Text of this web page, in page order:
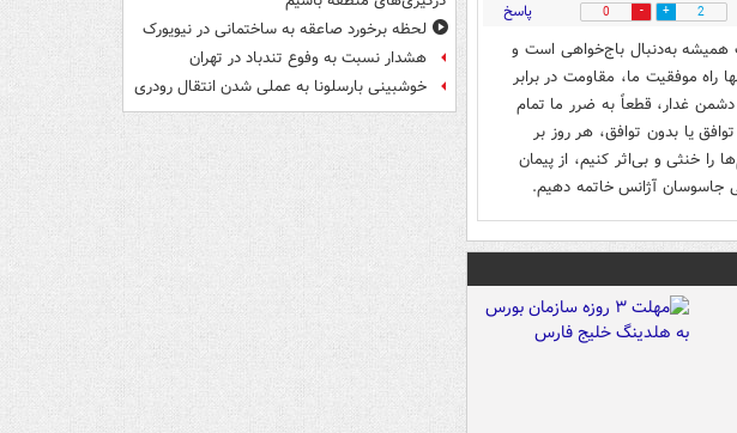
2
0 پاسخ
همیشه به‌دنبال باج‌خواهی است و
راه موفقیت ما، مقاومت در برابر
غدار، قطعاً به ضرر ما تمام
یا بدون توافق، هر روز بر
را خنثی و بی‌اثر کنیم، از پیمان
جاسوسان آژانس خاتمه دهیم.
لحظه برخورد صاعقه به ساختمانی در نیویورک
هشدار نسبت به وفوع تندباد در تهران
خوشبینی بارسلونا به عملی شدن انتقال رودری